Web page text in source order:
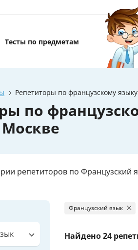
Тесты по предметам
Репетиторы по французскому
по
репетиторов по Французский
Французский язык
Найдено24